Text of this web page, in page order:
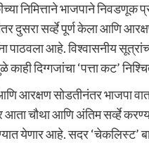
निमित्ताने भाजपाने निवडणूक
दुसरा सर्व्हे पूर्ण केला आणि
पाठवला आहे. विश्वासनीय
काही दिग्गजांचा ‘पत्ता कट’
आरक्षण सोडतीनंतर भाजपा
चौथा आणि अंतिम सर्व्हे
येणार आहे. सदर ‘चेकलिस्ट’